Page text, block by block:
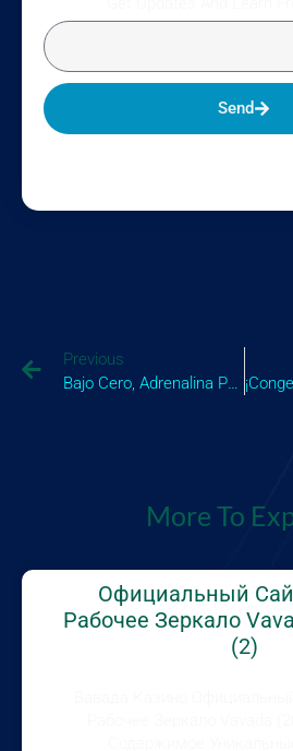
Send
Previous
Bajo Cero, Adrenalina Pura Domina El Arte De La Pesca En Hielo Con Este Increíble Juego De Ice Fishi
More To
Официальный
Рабочее Зеркало
(2)